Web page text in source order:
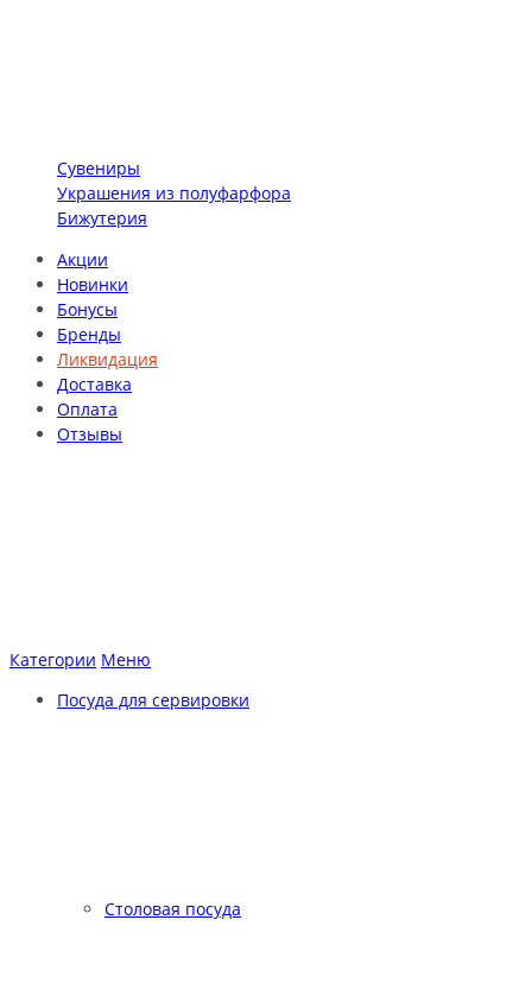
Сувениры
Украшения из полуфарфора
Бижутерия
Акции
Новинки
Бонусы
Бренды
Ликвидация
Доставка
Оплата
Отзывы
Категории Меню
Посуда для сервировки
Столовая посуда